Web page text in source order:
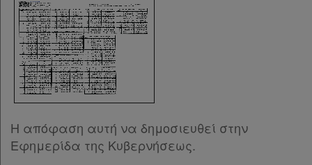
Η απόφαση αυτή να δημοσιευθεί στην
Εφημερίδα της Κυβερνήσεως.